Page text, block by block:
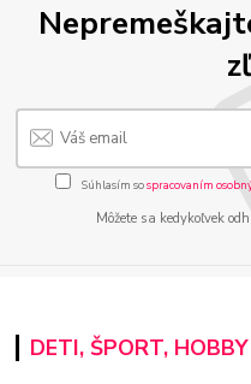
Súhlasím sospracovaním
Môžete sa kedykoľvek
DETI, ŠPORT, HOBBY